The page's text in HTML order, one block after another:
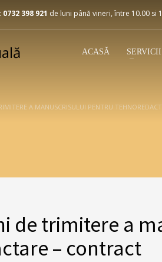
0732 398 921 de luni până vineri, între 10.00 si
ACASĂ
A MANUSCRISULUI PENTRU
de trimitere a
– contract